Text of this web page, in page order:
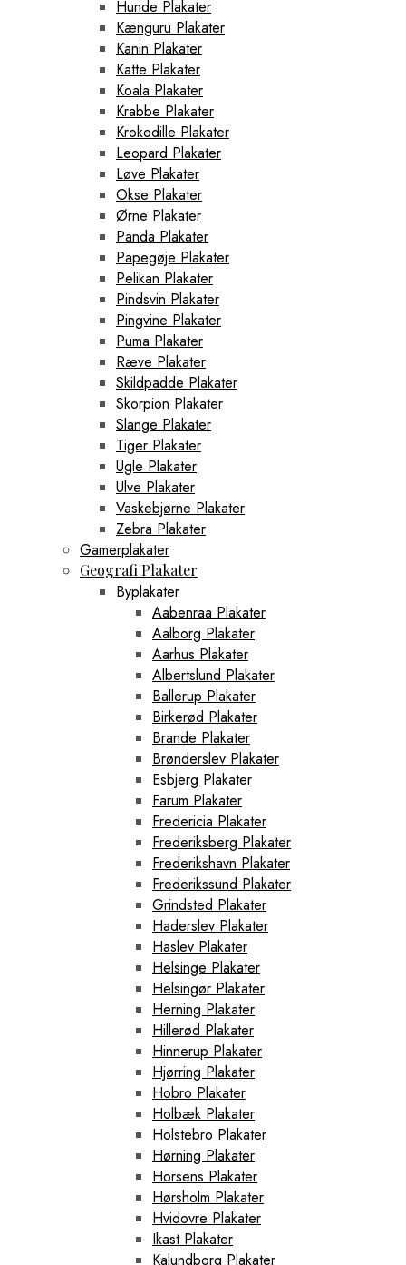
Hunde Plakater
Kænguru Plakater
Kanin Plakater
Katte Plakater
Koala Plakater
Krabbe Plakater
Krokodille Plakater
Leopard Plakater
Løve Plakater
Okse Plakater
Ørne Plakater
Panda Plakater
Papegøje Plakater
Pelikan Plakater
Pindsvin Plakater
Pingvine Plakater
Puma Plakater
Ræve Plakater
Skildpadde Plakater
Skorpion Plakater
Slange Plakater
Tiger Plakater
Ugle Plakater
Ulve Plakater
Vaskebjørne Plakater
Zebra Plakater
Gamerplakater
Geografi Plakater
Byplakater
Aabenraa Plakater
Aalborg Plakater
Aarhus Plakater
Albertslund Plakater
Ballerup Plakater
Birkerød Plakater
Brande Plakater
Brønderslev Plakater
Esbjerg Plakater
Farum Plakater
Fredericia Plakater
Frederiksberg Plakater
Frederikshavn Plakater
Frederikssund Plakater
Grindsted Plakater
Haderslev Plakater
Haslev Plakater
Helsinge Plakater
Helsingør Plakater
Herning Plakater
Hillerød Plakater
Hinnerup Plakater
Hjørring Plakater
Hobro Plakater
Holbæk Plakater
Holstebro Plakater
Hørning Plakater
Horsens Plakater
Hørsholm Plakater
Hvidovre Plakater
Ikast Plakater
Kalundborg Plakater